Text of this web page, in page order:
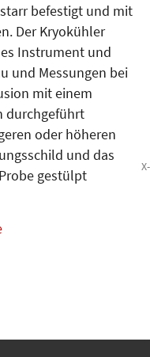
befestigt und mit
Der Kryokühler
Instrument und
und Messungen bei
mit einem
durchgeführt
oder höheren
und das
gestülpt